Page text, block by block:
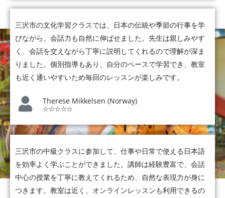
三沢市の文化学習クラスでは、日本の伝統や季節の行事を学
びながら、会話力も自然に伸ばせました。先生は親しみやす
く、会話を交えながら丁寧に説明してくれるので理解が深ま
りました。個別指導もあり、自分のペースで学習でき、教室
も近く通いやすいため毎回のレッスンが楽しみです。
Therese Mikkelsen (Norway)
☆☆☆☆☆
三沢市の中級クラスに参加して、仕事や日常で使える日本語
を効率よく学ぶことができました。講師は経験豊富で、会話
中心の授業を丁寧に教えてくれるため、自然な表現力が身に
つきます。教室は近く、オンラインレッスンも利用できるの